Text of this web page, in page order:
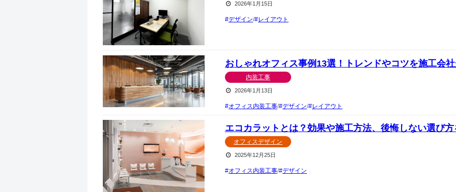
2026年1月15日
デザイン/ レイアウト
おしゃれオフィス事例13選！トレンドやコツを施工会
内装工事
2026年1月13日
オフィス内装工事/ デザイン/ レイアウト
エコカラットとは？効果や施工方法、後悔しない選び
オフィスデザイン
2025年12月25日
オフィス内装工事/ デザイン